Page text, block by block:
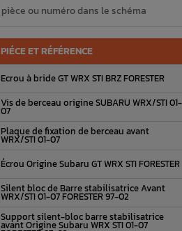
PIÉCE ET RÉFÉRENCE
Ecrou à bride GT WRX STI BRZ FORESTER
Vis de berceau origine SUBARU WRX/STI 01-
07
Plaque de fixation de berceau avant
WRX/STI 01-07
Écrou Origine Subaru GT WRX STI FORESTER
Silent bloc de Barre stabilisatrice Avant
WRX/STI 01-07 FORESTER 97-02
Support silent-bloc barre stabilisatrice
avant Origine Subaru WRX STI 01-07